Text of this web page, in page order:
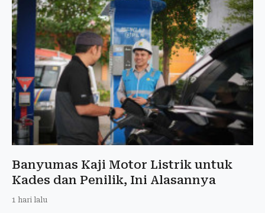
Banyumas Kaji Motor Listrik untuk
Kades dan Penilik, Ini Alasannya
1 hari lalu